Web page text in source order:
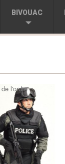
BIVOUAC